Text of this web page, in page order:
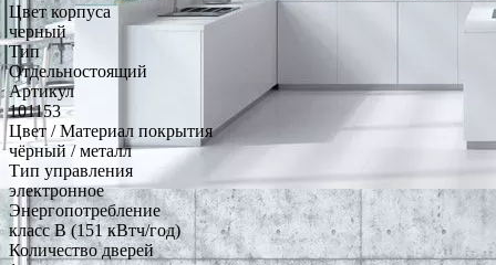
Цвет корпуса
черный
Тип
Отдельностоящий
Артикул
101153
Цвет / Материал покрытия
чёрный / металл
Тип управления
электронное
Энергопотребление
класс B (151 кВтч/год)
Количество дверей